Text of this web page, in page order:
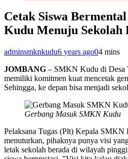
Cetak Siswa
Kudu Menuju Sekolah
adminsmknkudu6 years ago04 mins
JOMBANG – SMKN Kudu di Desa
memiliki komitmen kuat mencetak
Sehingga, ke depan bisa menjadi
Gerbang Masuk SMKN Kudu
Pelaksana Tugas (Plt) Kepala SMKN
menuturkan, pihaknya punya visi
letak sekolah berada di wilayah